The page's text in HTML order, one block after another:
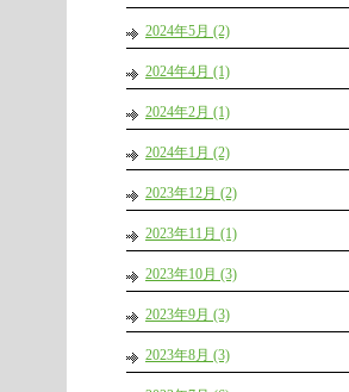
2024年5月 (2)
2024年4月 (1)
2024年2月 (1)
2024年1月 (2)
2023年12月 (2)
2023年11月 (1)
2023年10月 (3)
2023年9月 (3)
2023年8月 (3)